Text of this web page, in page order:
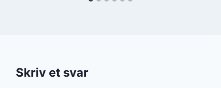
Skriv et svar